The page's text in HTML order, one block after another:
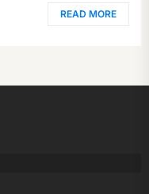
READ MORE